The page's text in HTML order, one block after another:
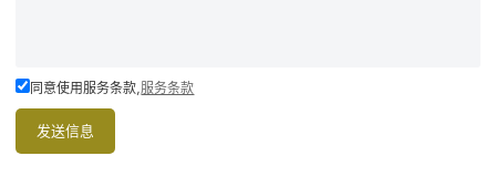
同意使用服务条款,服务条款
发送信息